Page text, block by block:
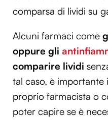
comparsa di lividi su
Alcuni farmaci come
oppure gli
comparire lividi
tal caso, è
proprio farmacista o
poter capire se è